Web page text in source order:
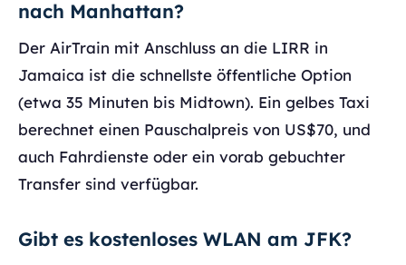
nach Manhattan?
Der AirTrain mit Anschluss an die LIRR in
Jamaica ist die schnellste öffentliche Option
(etwa 35 Minuten bis Midtown). Ein gelbes Taxi
berechnet einen Pauschalpreis von US$70, und
auch Fahrdienste oder ein vorab gebuchter
Transfer sind verfügbar.
Gibt es kostenloses WLAN am JFK?